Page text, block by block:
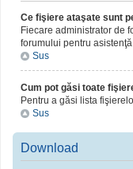
Ce fişiere ataşate sunt
Fiecare administrator de
forumului pentru
Sus
Cum pot găsi toate
Pentru a găsi lista
Sus
Download